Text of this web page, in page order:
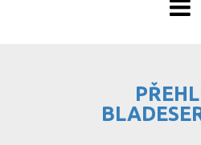
PŘEHLED